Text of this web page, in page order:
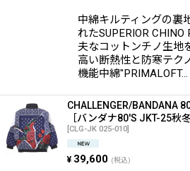
中綿キルティングの裏
れたSUPERIOR
夫なコットンチノ生地
高い断熱性と防寒テク
機能中綿"PRIMALOFT…
CHALLENGER/BANDANA
［バンダナ80'S JKT-25秋冬
[CLG-JK 025-010]
¥ 39,600 (税込)